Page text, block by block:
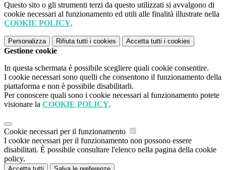
Questo sito o gli strumenti terzi da questo utilizzati si avvalgono di
cookie necessari al funzionamento ed utili alle finalità illustrate nella
COOKIE POLICY.
Personalizza Rifiuta tutti i cookies Accetta tutti i cookies
Gestione cookie
In questa schermata è possibile scegliere quali cookie consentire.
I cookie necessari sono quelli che consentono il funzionamento della
piattaforma e non è possibile disabilitarli.
Per conoscere quali sono i cookie necessari al funzionamento potete
visionare la COOKIE POLICY.
Cookie necessari per il funzionamento
I cookie necessari per il funzionamento non possono essere
disabilitati. È possibile consultare l'elenco nella pagina della cookie
policy.